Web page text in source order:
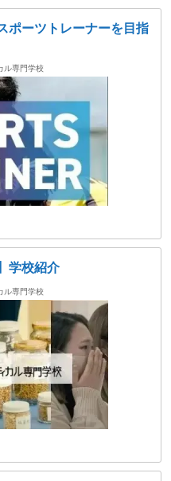
ポーツトレーナーを目指
ル専門学校
学校紹介
ル専門学校